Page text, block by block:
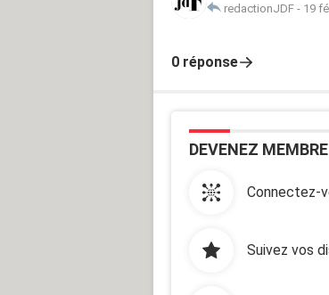
redactionJDF - 19
0 réponse
DEVENEZ
Connectez-
Suivez vos